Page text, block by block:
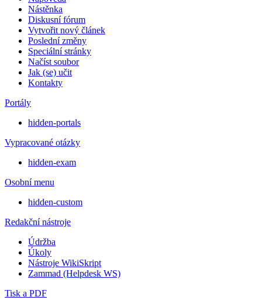
Nástěnka
Diskusní fórum
Vytvořit nový článek
Poslední změny
Speciální stránky
Načíst soubor
Jak (se) učit
Kontakty
Portály
hidden-portals
Vypracované otázky
hidden-exam
Osobní menu
hidden-custom
Redakční nástroje
Údržba
Úkoly
Nástroje WikiSkript
Zammad (Helpdesk WS)
Tisk a PDF